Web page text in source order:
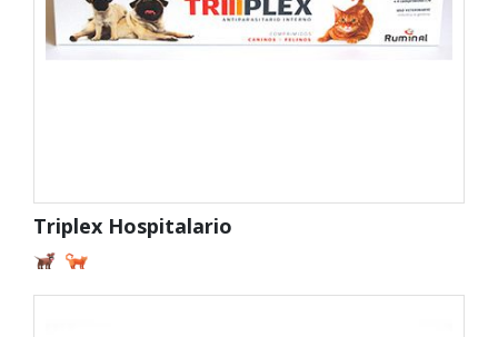
Triplex Hospitalario